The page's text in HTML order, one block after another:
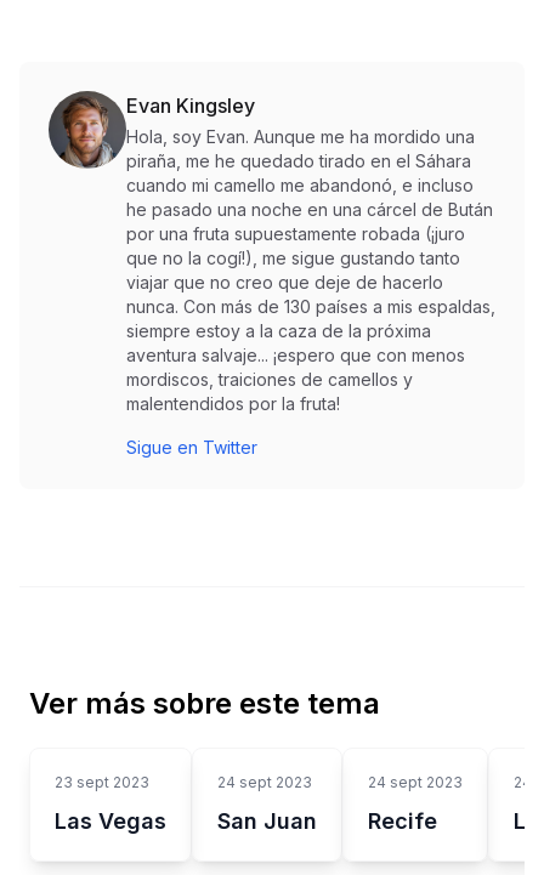
Evan Kingsley
Hola, soy Evan. Aunque me ha mordido una
piraña, me he quedado tirado en el Sáhara
cuando mi camello me abandonó, e incluso
he pasado una noche en una cárcel de Bután
por una fruta supuestamente robada (¡juro
que no la cogí!), me sigue gustando tanto
viajar que no creo que deje de hacerlo
nunca. Con más de 130 países a mis espaldas,
siempre estoy a la caza de la próxima
aventura salvaje... ¡espero que con menos
mordiscos, traiciones de camellos y
malentendidos por la fruta!
Sigue en Twitter
Ver más sobre este tema
23 sept 2023
Las Vegas
24 sept 2023
San Juan
24 sept 2023
Recife
24